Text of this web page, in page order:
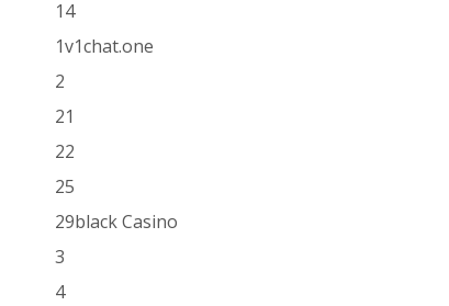
14
1v1chat.one
2
21
22
25
29black Casino
3
4